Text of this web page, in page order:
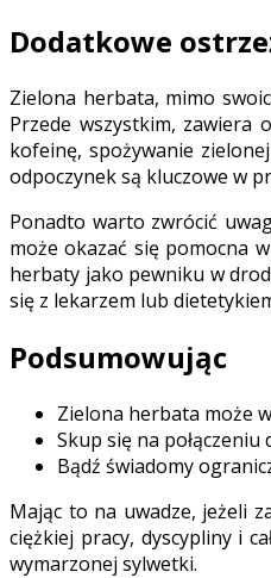
Dodatkowe
Zielona herbata, mimo
Przede wszystkim, zawiera
kofeinę, spożywanie
odpoczynek są kluczowe w
Ponadto warto zwrócić
może okazać się pomocna
herbaty jako pewniku w
się z lekarzem lub
Podsumowując
Zielona herbata może
Skup się na
Bądź świadomy
Mając to na uwadze, jeżeli
ciężkiej pracy, dyscypliny i
wymarzonej sylwetki.